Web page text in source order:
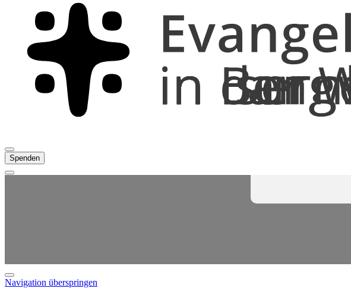
Spenden
Navigation überspringen